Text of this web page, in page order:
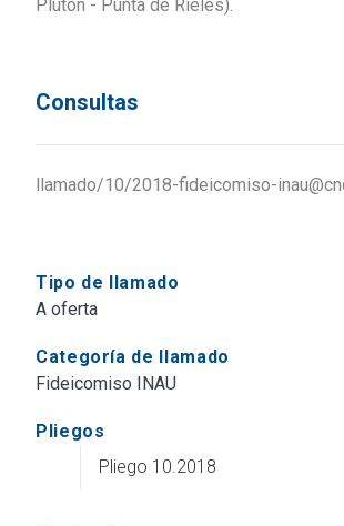
Tipo de llamado
A oferta
Categoría de llamado
Fideicomiso INAU
Pliegos
Pliego 10.2018
Plutón - Punta de Rieles).
Consultas
llamado/10/2018-fideicomiso-